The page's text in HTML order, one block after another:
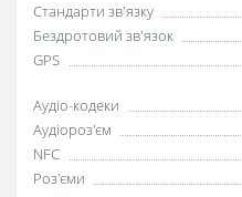
Стандарти зв'язку
Бездротовий зв'язок
GPS
Аудіо-кодеки
Аудіороз'єм
NFC
Роз'єми